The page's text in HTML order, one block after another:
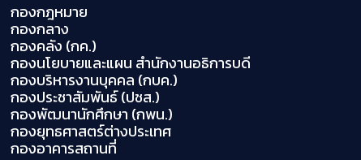
กองกฎหมาย
กองกลาง
กองคลัง (กค.)
กองนโยบายและแผน สำนักงานอธิการบดี
กองบริหารงานบุคคล (กบค.)
กองประชาสัมพันธ์ (ปชส.)
กองพัฒนานักศึกษา (กพน.)
กองยุทธศาสตร์ต่างประเทศ
กองอาคารสถานที่